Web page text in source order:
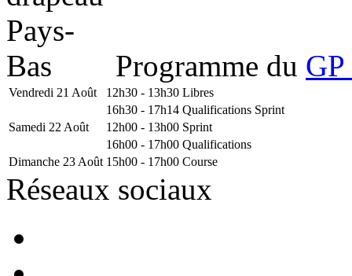
Programme du
Vendredi 21 Août 12h30 - 13h30 Libres
16h30 - 17h14 Qualifications Sprint
Samedi 22 Août
12h00 - 13h00 Sprint
16h00 - 17h00 Qualifications
Dimanche 23 Août 15h00 - 17h00 Course
Réseaux sociaux